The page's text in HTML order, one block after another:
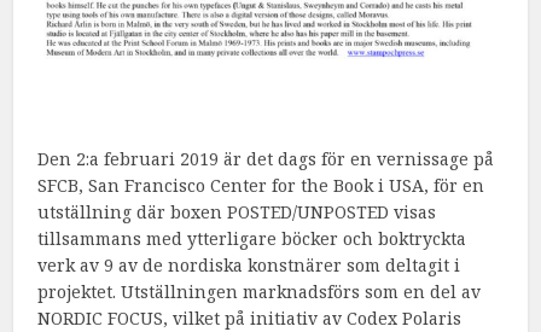
Den 2:a februari 2019 är det dags för en vernissage på
SFCB, San Francisco Center for the Book i USA, för en
utställning där boxen POSTED/UNPOSTED visas
tillsammans med ytterligare böcker och boktryckta
verk av 9 av de nordiska konstnärer som deltagit i
projektet. Utställningen marknadsförs som en del av
NORDIC FOCUS, vilket på initiativ av Codex Polaris